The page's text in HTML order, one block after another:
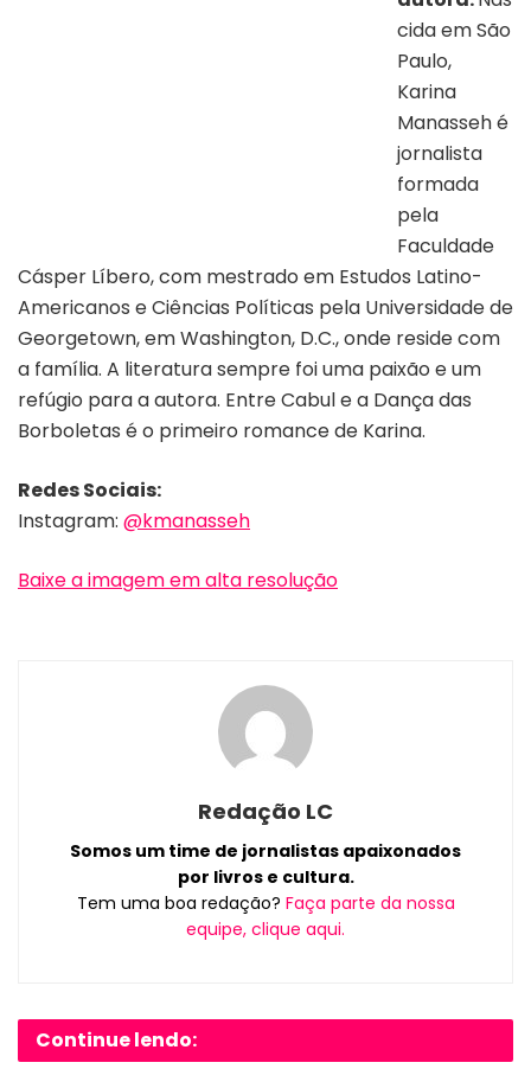
cida em São
Paulo,
Karina
Manasseh é
jornalista
formada
pela
Faculdade
Cásper Líbero, com mestrado em Estudos Latino-
Americanos e Ciências Políticas pela Universidade de
Georgetown, em Washington, D.C., onde reside com
a família. A literatura sempre foi uma paixão e um
refúgio para a autora. Entre Cabul e a Dança das
Borboletas é o primeiro romance de Karina.
Redes Sociais:
Instagram: @kmanasseh
Baixe a imagem em alta resolução
Redação LC
Somos um time de jornalistas apaixonados
por livros e cultura.
Tem uma boa redação? Faça parte da nossa
equipe, clique aqui.
Continue lendo: